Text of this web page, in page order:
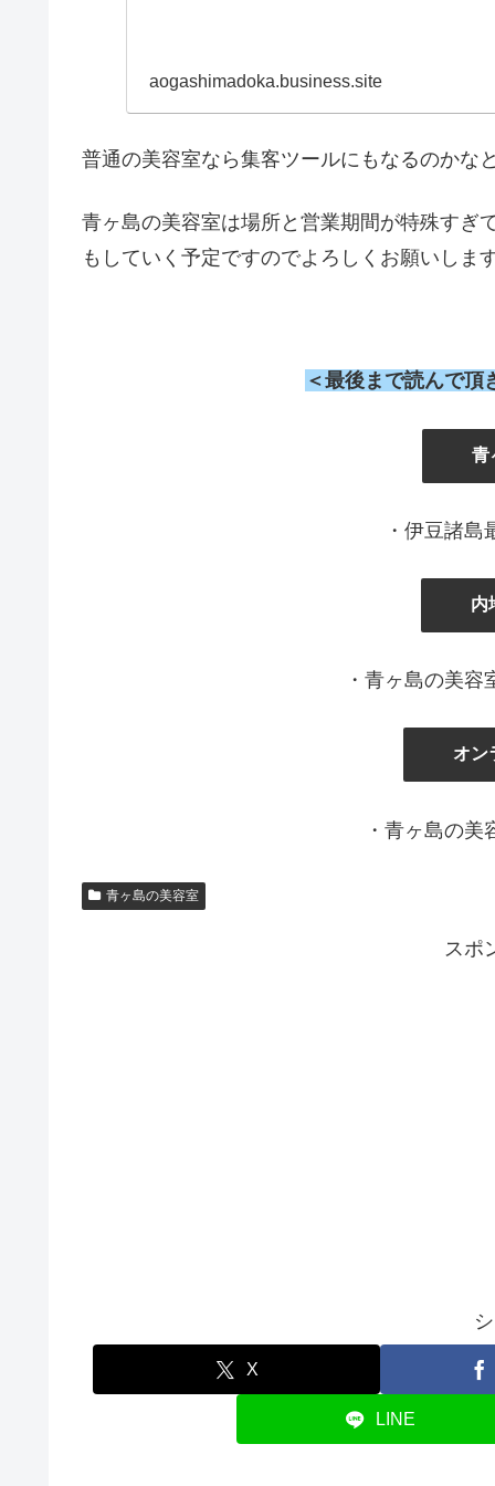
aogashimadoka.business.site
普通の美容室なら集客ツールにもなるのかな
青ヶ島の美容室は場所と営業期間が特殊すぎ
もしていく予定ですのでよろしくお願いしま
＜最後まで読んで頂
青
・伊豆諸島
内
・青ヶ島の美
オン
・青ヶ島の
青ヶ島の美容室
スポ
X
LINE